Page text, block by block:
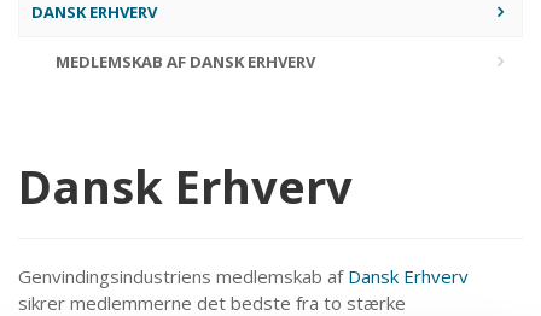
DANSK ERHVERV
MEDLEMSKAB AF DANSK ERHVERV
Dansk Erhverv
Genvindingsindustriens medlemskab af Dansk Erhverv
sikrer medlemmerne det bedste fra to stærke